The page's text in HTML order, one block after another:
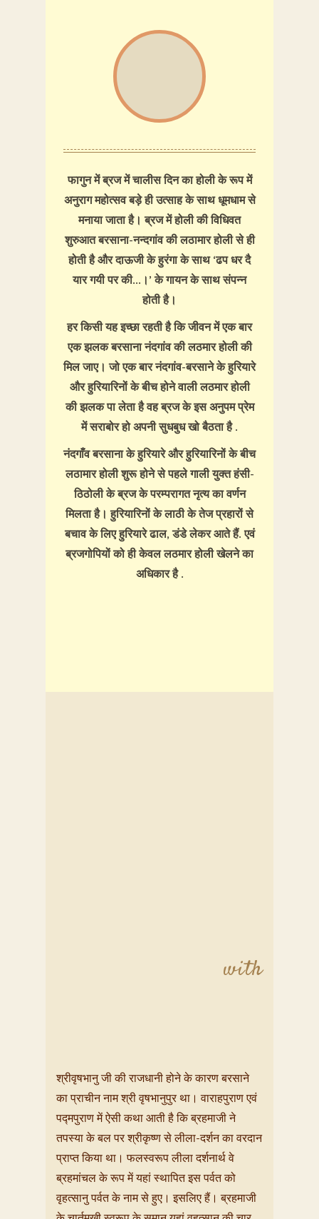
फागुन में ब्रज में चालीस दिन का होली के रूप में
अनुराग महोत्सव बड़े ही उत्साह के साथ धूमधाम से
मनाया जाता है। ब्रज में होली की विधिवत
शुरुआत बरसाना-नन्दगांव की लठामार होली से ही
होती है और दाऊजी के हुरंगा के साथ ‘ढप धर दै
यार गयी पर की…।’ के गायन के साथ संपन्न
होती है।
हर किसी यह इच्छा रहती है कि जीवन में एक बार
एक झलक बरसाना नंदगांव की लठमार होली की
मिल जाए। जो एक बार नंदगांव-बरसाने के हुरियारे
और हुरियारिनों के बीच होने वाली लठमार होली
की झलक पा लेता है वह ब्रज के इस अनुपम प्रेम
में सराबोर हो अपनी सुधबुध खो बैठता है .
नंदगाँव बरसाना के हुरियारे और हुरियारिनों के बीच
लठामार होली शुरू होने से पहले गाली युक्त हंसी-
ठिठोली के ब्रज के परम्परागत नृत्य का वर्णन
मिलता है। हुरियारिनों के लाठी के तेज प्रहारों से
बचाव के लिए हुरियारे ढाल, डंडे लेकर आते हैं. एवं
ब्रजगोपियों को ही केवल लठमार होली खेलने का
अधिकार है .
with
श्रीवृषभानु जी की राजधानी होने के कारण बरसाने
का प्राचीन नाम श्री वृषभानुपुर था। वाराहपुराण एवं
प‌द्मपुराण में ऐसी कथा आती है कि ब्रहमाजी ने
तपस्या के बल पर श्रीकृष्ण से लीला-दर्शन का वरदान
प्राप्त किया था। फलस्वरूप लीला दर्शनार्थ वे
ब्रहमांचल के रूप में यहां स्थापित इस पर्वत को
वृहत्सानु पर्वत के नाम से हुए। इसलिए हैं। ब्रहमाजी